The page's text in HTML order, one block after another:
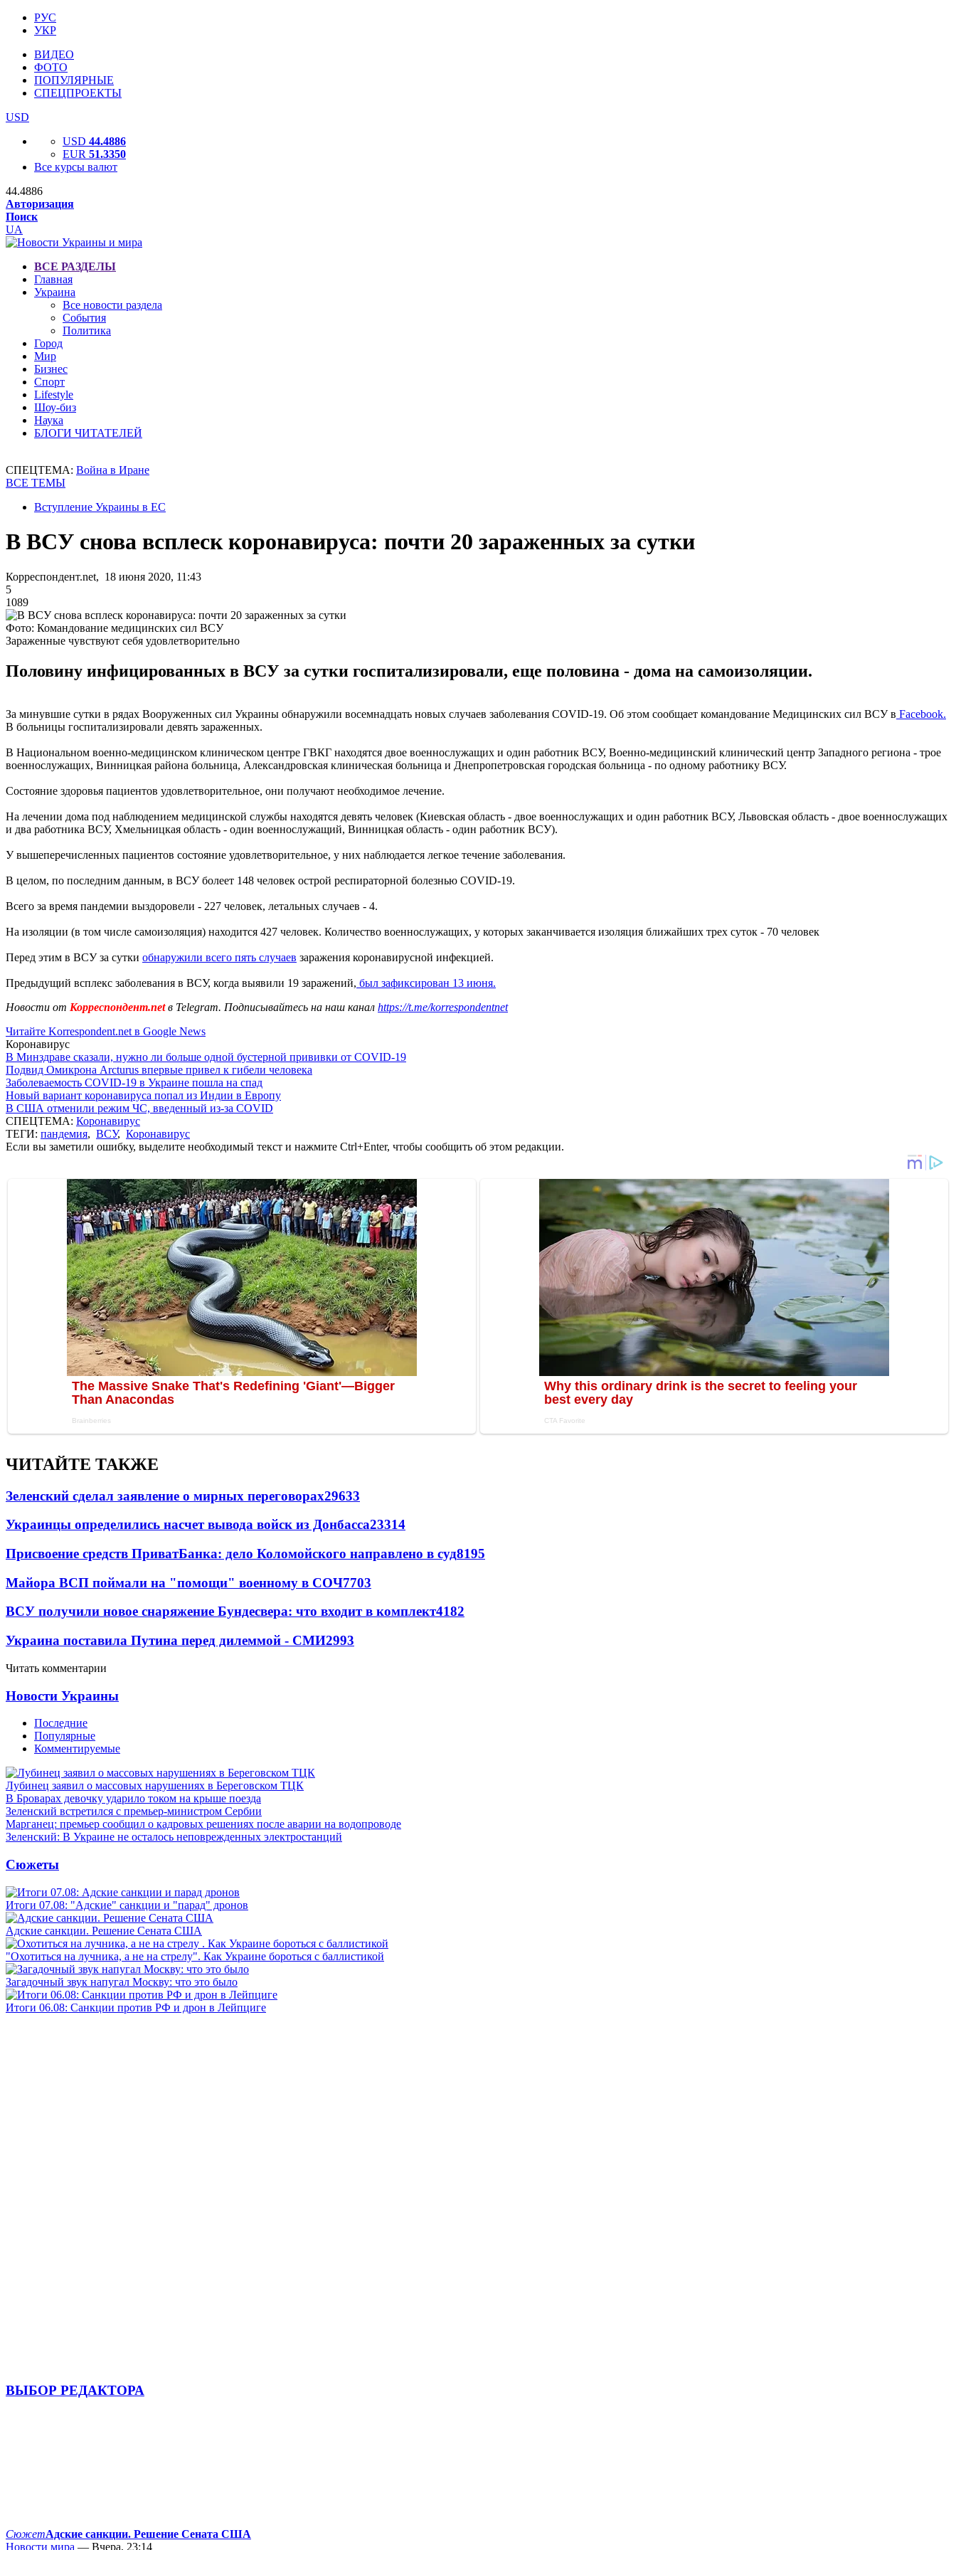
РУС
УКР
ВИДЕО
ФОТО
ПОПУЛЯРНЫЕ
СПЕЦПРОЕКТЫ
USD
USD 44.4886
EUR 51.3350
Все курсы валют
44.4886
Авторизация
Поиск
UA
ВСЕ РАЗДЕЛЫ
Главная
Украина
Все новости раздела
События
Политика
Город
Мир
Бизнес
Спорт
Lifestyle
Шоу-биз
Наука
БЛОГИ ЧИТАТЕЛЕЙ
СПЕЦТЕМА: Война в Иране
ВСЕ ТЕМЫ
Вступление Украины в ЕС
В ВСУ снова всплеск коронавируса: почти 20 зараженных за сутки
Корреспондент.net, 18 июня 2020, 11:43
5
1089
Фото: Командование медицинских сил ВСУ
Зараженные чувствуют себя удовлетворительно
Половину инфицированных в ВСУ за сутки госпитализировали, еще половина - дома на самоизоляции.
За минувшие сутки в рядах Вооруженных сил Украины обнаружили восемнадцать новых случаев заболевания COVID-19. Об этом сообщает командование Медицинских сил ВСУ в Facebook.
В больницы госпитализировали девять зараженных.
В Национальном военно-медицинском клиническом центре ГВКГ находятся двое военнослужащих и один работник ВСУ, Военно-медицинский клинический центр Западного региона - трое
военнослужащих, Винницкая района больница, Александровская клиническая больница и Днепропетровская городская больница - по одному работнику ВСУ.
Состояние здоровья пациентов удовлетворительное, они получают необходимое лечение.
На лечении дома под наблюдением медицинской службы находятся девять человек (Киевская область - двое военнослужащих и один работник ВСУ, Львовская область - двое военнослужащих
и два работника ВСУ, Хмельницкая область - один военнослужащий, Винницкая область - один работник ВСУ).
У вышеперечисленных пациентов состояние удовлетворительное, у них наблюдается легкое течение заболевания.
В целом, по последним данным, в ВСУ болеет 148 человек острой респираторной болезнью COVID-19.
Всего за время пандемии выздоровели - 227 человек, летальных случаев - 4.
На изоляции (в том числе самоизоляция) находится 427 человек. Количество военнослужащих, у которых заканчивается изоляция ближайших трех суток - 70 человек
Перед этим в ВСУ за сутки обнаружили всего пять случаев заражения коронавирусной инфекцией.
Предыдущий всплекс заболевания в ВСУ, когда выявили 19 заражений, был зафиксирован 13 июня.
Новости от Корреспондент.netв Telegram. Подписывайтесь на наш канал https://t.me/korrespondentnet
Читайте Korrespondent.net в Google News
Коронавирус
В Минздраве сказали, нужно ли больше одной бустерной прививки от COVID-19
Подвид Омикрона Arcturus впервые привел к гибели человека
Заболеваемость COVID-19 в Украине пошла на спад
Новый вариант коронавируса попал из Индии в Европу
В США отменили режим ЧС, введенный из-за COVID
СПЕЦТЕМА: Коронавирус
ТЕГИ: пандемия, ВСУ, Коронавирус
Если вы заметили ошибку, выделите необходимый текст и нажмите Ctrl+Enter, чтобы сообщить об этом редакции.
ЧИТАЙТЕ ТАКЖЕ
Зеленский сделал заявление о мирных переговорах29633
Украинцы определились насчет вывода войск из Донбасса23314
Присвоение средств ПриватБанка: дело Коломойского направлено в суд8195
Майора ВСП поймали на "помощи" военному в СОЧ7703
ВСУ получили новое снаряжение Бундесвера: что входит в комплект4182
Украина поставила Путина перед дилеммой - СМИ2993
Читать комментарии
Новости Украины
Последние
Популярные
Комментируемые
Лубинец заявил о массовых нарушениях в Береговском ТЦК
В Броварах девочку ударило током на крыше поезда
Зеленский встретился с премьер-министром Сербии
Марганец: премьер сообщил о кадровых решениях после аварии на водопроводе
Зеленский: В Украине не осталось неповрежденных электростанций
Сюжеты
Итоги 07.08: "Адские" санкции и "парад" дронов
Адские санкции. Решение Сената США
"Охотиться на лучника, а не на стрелу". Как Украине бороться с баллистикой
Загадочный звук напугал Москву: что это было
Итоги 06.08: Санкции против РФ и дрон в Лейпциге
ВЫБОР РЕДАКТОРА
СюжетАдские санкции. Решение Сената США
Новости мира — Вчера, 23:14